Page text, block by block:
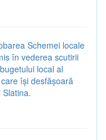
Schemei locale
în vederea scutirii
local al
își desfăşoară